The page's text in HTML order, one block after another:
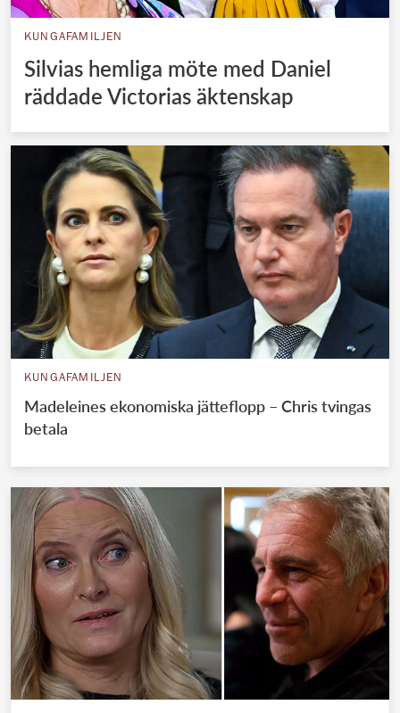
KUNGAFAMILJEN
Silvias hemliga möte med Daniel
räddade Victorias äktenskap
KUNGAFAMILJEN
Madeleines ekonomiska jätteflopp – Chris tvingas
betala